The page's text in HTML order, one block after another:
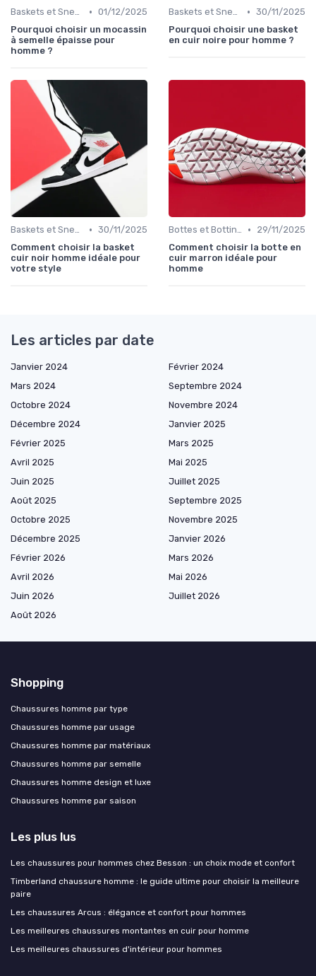
Baskets et Sneakers • 01/12/2025
Pourquoi choisir un mocassin
à semelle épaisse pour
homme ?
Baskets et Sneakers • 30/11/2025
Pourquoi choisir une basket
en cuir noire pour homme ?
Baskets et Sneakers • 30/11/2025
Comment choisir la basket
cuir noir homme idéale pour
votre style
Bottes et Bottines •
29/11/2025
Comment choisir la botte en
cuir marron idéale pour
homme
Les articles par date
Janvier 2024
Février 2024
Mars 2024
Septembre 2024
Octobre 2024
Novembre 2024
Décembre 2024
Janvier 2025
Février 2025
Mars 2025
Avril 2025
Mai 2025
Juin 2025
Juillet 2025
Août 2025
Septembre 2025
Octobre 2025
Novembre 2025
Décembre 2025
Janvier 2026
Février 2026
Mars 2026
Avril 2026
Mai 2026
Juin 2026
Juillet 2026
Août 2026
Shopping
Chaussures homme par type
Chaussures homme par usage
Chaussures homme par matériaux
Chaussures homme par semelle
Chaussures homme design et luxe
Chaussures homme par saison
Les plus lus
Les chaussures pour hommes chez Besson : un choix mode et confort
Timberland chaussure homme : le guide ultime pour choisir la meilleure
paire
Les chaussures Arcus : élégance et confort pour hommes
Les meilleures chaussures montantes en cuir pour homme
Les meilleures chaussures d'intérieur pour hommes